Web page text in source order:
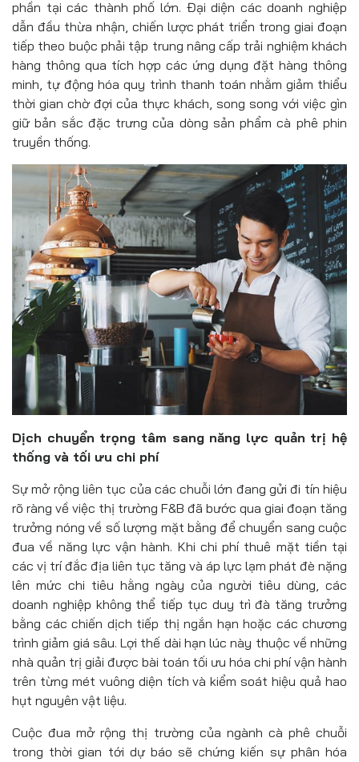
phần tại các thành phố lớn. Đại diện các doanh nghiệp
dẫn đầu thừa nhận, chiến lược phát triển trong giai đoạn
tiếp theo buộc phải tập trung nâng cấp trải nghiệm khách
hàng thông qua tích hợp các ứng dụng đặt hàng thông
minh, tự động hóa quy trình thanh toán nhằm giảm thiểu
thời gian chờ đợi của thực khách, song song với việc gìn
giữ bản sắc đặc trưng của dòng sản phẩm cà phê phin
truyền thống.
Dịch chuyển trọng tâm sang năng lực quản trị hệ
thống và tối ưu chi phí
Sự mở rộng liên tục của các chuỗi lớn đang gửi đi tín hiệu
rõ ràng về việc thị trường F&B đã bước qua giai đoạn tăng
trưởng nóng về số lượng mặt bằng để chuyển sang cuộc
đua về năng lực vận hành. Khi chi phí thuê mặt tiền tại
các vị trí đắc địa liên tục tăng và áp lực lạm phát đè nặng
lên mức chi tiêu hằng ngày của người tiêu dùng, các
doanh nghiệp không thể tiếp tục duy trì đà tăng trưởng
bằng các chiến dịch tiếp thị ngắn hạn hoặc các chương
trình giảm giá sâu. Lợi thế dài hạn lúc này thuộc về những
nhà quản trị giải được bài toán tối ưu hóa chi phí vận hành
trên từng mét vuông diện tích và kiểm soát hiệu quả hao
hụt nguyên vật liệu.
Cuộc đua mở rộng thị trường của ngành cà phê chuỗi
trong thời gian tới dự báo sẽ chứng kiến sự phân hóa